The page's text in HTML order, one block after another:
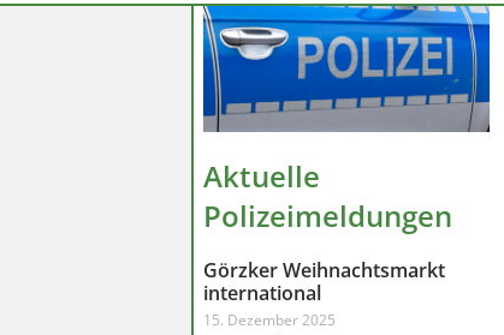
Aktuelle
Polizeimeldungen
Görzker Weihnachtsmarkt
international
15. Dezember 2025